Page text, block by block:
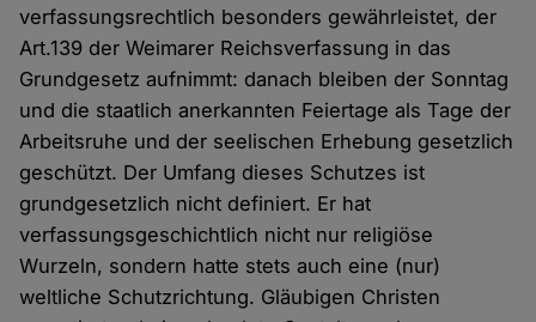
verfassungsrechtlich besonders gewährleistet, der
Art.139 der Weimarer Reichsverfassung in das
Grundgesetz aufnimmt: danach bleiben der Sonntag
und die staatlich anerkannten Feiertage als Tage der
Arbeitsruhe und der seelischen Erhebung gesetzlich
geschützt. Der Umfang dieses Schutzes ist
grundgesetzlich nicht definiert. Er hat
verfassungsgeschichtlich nicht nur religiöse
Wurzeln, sondern hatte stets auch eine (nur)
weltliche Schutzrichtung. Gläubigen Christen